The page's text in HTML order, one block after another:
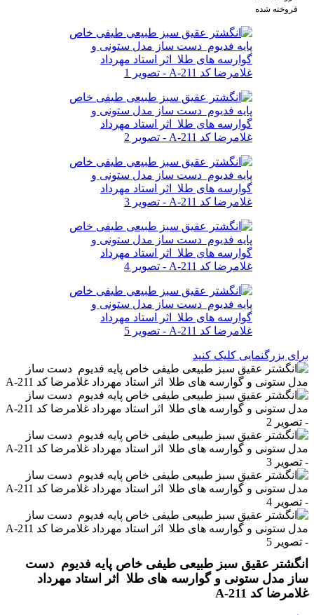
فروخته شده
برای بزرگنمایی کلیک کنید
انگشتر عقیق سبز طبیعی طیفی خاص پایه فدیوم دست
ساز مدل ستونی و گوارسه های طلا اثر استاد مهرداد
غلامرضا کد A-211